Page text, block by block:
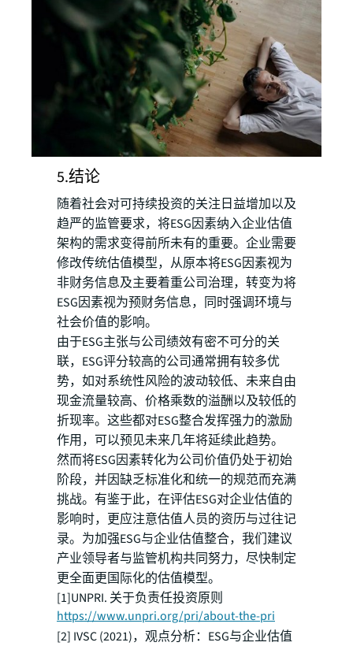
5.结论
随着社会对可持续投资的关注日益增加以及
趋严的监管要求，将ESG因素纳入企业估值
架构的需求变得前所未有的重要。企业需要
修改传统估值模型，从原本将ESG因素视为
非财务信息及主要着重公司治理，转变为将
ESG因素视为预财务信息，同时强调环境与
社会价值的影响。
由于ESG主张与公司绩效有密不可分的关
联，ESG评分较高的公司通常拥有较多优
势，如对系统性风险的波动较低、未来自由
现金流量较高、价格乘数的溢酬以及较低的
折现率。这些都对ESG整合发挥强力的激励
作用，可以预见未来几年将延续此趋势。
然而将ESG因素转化为公司价值仍处于初始
阶段，并因缺乏标准化和统一的规范而充满
挑战。有鉴于此，在评估ESG对企业估值的
影响时，更应注意估值人员的资历与过往记
录。为加强ESG与企业估值整合，我们建议
产业领导者与监管机构共同努力，尽快制定
更全面更国际化的估值模型。
[1]UNPRI. 关于负责任投资原则
https://www.unpri.org/pri/about-the-pri
[2] IVSC (2021)，观点分析：ESG与企业估值